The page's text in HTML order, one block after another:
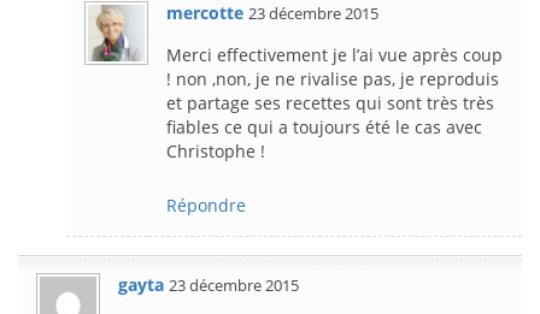
mercotte 23 décembre 2015
Merci effectivement je l’ai vue après coup
! non ,non, je ne rivalise pas, je reproduis
et partage ses recettes qui sont très très
fiables ce qui a toujours été le cas avec
Christophe !
Répondre
gayta 23 décembre 2015